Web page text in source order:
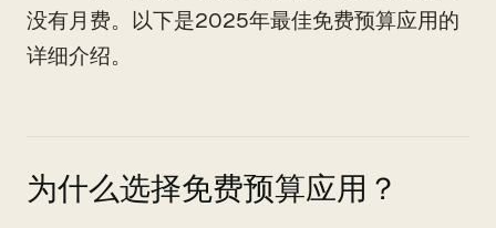
没有月费。以下是2025年最佳免费预算应用的
详细介绍。
为什么选择免费预算应用？